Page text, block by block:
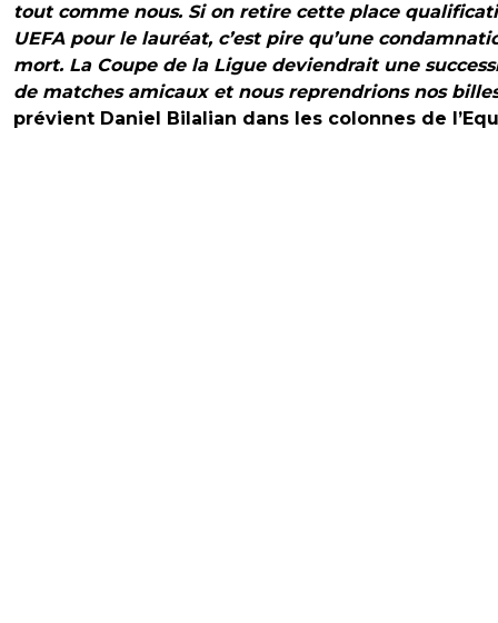
tout comme nous. Si on retire cette place
UEFA pour le lauréat, c’est pire qu’une
mort. La Coupe de la Ligue deviendrait une
de matches amicaux et nous reprendrions nos
prévient Daniel Bilalian dans les colonnes de